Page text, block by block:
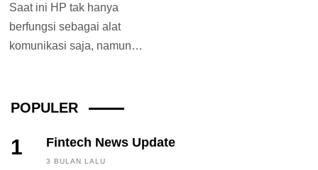
Saat ini HP tak hanya
berfungsi sebagai alat
komunikasi saja, namun
mengambil...
POPULER
1 Fintech News Update
3 BULAN LALU